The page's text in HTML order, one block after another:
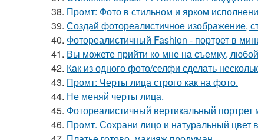
38. Промт: Фото в стильном и ярком
39. Создай фотореалистичное изображение,
40. Фотореалистичный Fashion - портрет в
41. Вы можете прийти ко мне на съемку,
42. Как из одного фото/селфи сделать
43. Промт: Черты лица строго как на фото.
44. Не меняй черты лица.
45. Фотореалистичный вертикальный
46. Промт. Сохрани лицо и натуральный цвет